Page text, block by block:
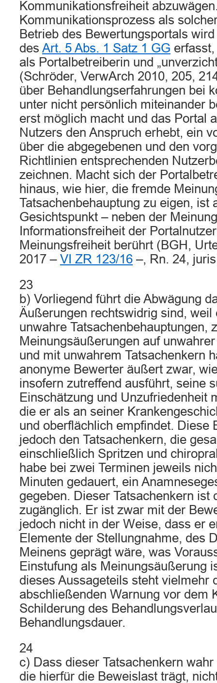
Kommunikationsfreiheit
Kommunikationsprozess als
Betrieb des Bewertungsportals
des Art. 5 Abs. 1 Satz 1 GG
als Portalbetreiberin und
(Schröder, VerwArch 2010, 205,
über Behandlungserfahrungen bei
unter nicht persönlich miteinander
erst möglich macht und das Portal
Nutzers den Anspruch erhebt, ein
über die abgegebenen und den
Richtlinien entsprechenden
zeichnen. Macht sich der
hinaus, wie hier, die fremde
Tatsachenbehauptung zu eigen, ist
Gesichtspunkt – neben der
Informationsfreiheit der
Meinungsfreiheit berührt (BGH,
2017 – VI ZR 123/16 –, Rn. 24,
23
b) Vorliegend führt die Abwägung
Äußerungen rechtswidrig sind, weil
unwahre Tatsachenbehauptungen,
Meinungsäußerungen auf
und mit unwahrem Tatsachenkern
anonyme Bewerter äußert zwar,
insofern zutreffend ausführt, seine
Einschätzung und Unzufriedenheit
die er als an seiner
und oberflächlich empfindet. Diese
jedoch den Tatsachenkern, die
einschließlich Spritzen und
habe bei zwei Terminen jeweils
Minuten gedauert, ein
gegeben. Dieser Tatsachenkern ist
zugänglich. Er ist zwar mit der
jedoch nicht in der Weise, dass er
Elemente der Stellungnahme, des
Meinens geprägt wäre, was
Einstufung als Meinungsäußerung
dieses Aussageteils steht vielmehr
abschließenden Warnung vor dem
Schilderung des
Behandlungsdauer.
24
c) Dass dieser Tatsachenkern
die hierfür die Beweislast trägt,